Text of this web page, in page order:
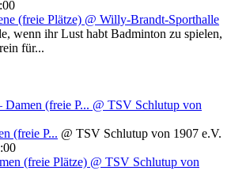
wenn ihr Lust habt Badminton zu spielen,
für...
Damen (freie P... @ TSV Schlutup von
(freie P... @ TSV Schlutup von 1907 e.V.